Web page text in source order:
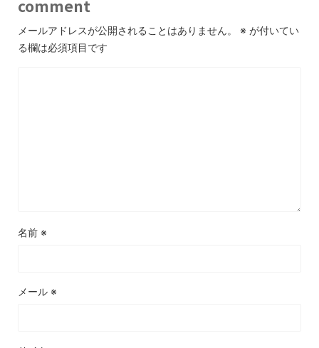
comment
メールアドレスが公開されることはありません。 ※ が付いてい
る欄は必須項目です
名前 ※
メール ※